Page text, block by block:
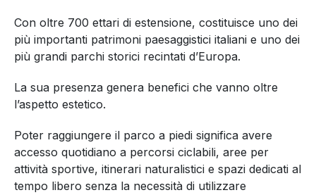
Con oltre 700 ettari di estensione, costituisce uno dei
più importanti patrimoni paesaggistici italiani e uno dei
più grandi parchi storici recintati d’Europa.
La sua presenza genera benefici che vanno oltre
l’aspetto estetico.
Poter raggiungere il parco a piedi significa avere
accesso quotidiano a percorsi ciclabili, aree per
attività sportive, itinerari naturalistici e spazi dedicati al
tempo libero senza la necessità di utilizzare